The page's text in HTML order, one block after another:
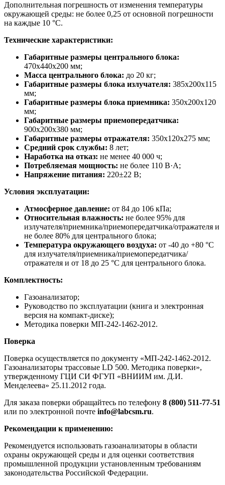
Дополнительная погрешность от изменения температуры
окружающей среды: не более 0,25 от основной погрешности
на каждые 10 °C.
Технические характеристики:
Габаритные размеры центрального блока:
470х440х200 мм;
Масса центрального блока: до 20 кг;
Габаритные размеры блока излучателя: 385х200х115
мм;
Габаритные размеры блока приемника: 350х200х120
мм;
Габаритные размеры приемопередатчика:
900х200х380 мм;
Габаритные размеры отражателя: 350х120х275 мм;
Средний срок службы: 8 лет;
Наработка на отказ: не менее 40 000 ч;
Потребляемая мощность: не более 110 В·А;
Напряжение питания: 220±22 В;
Условия эксплуатации:
Атмосферное давление: от 84 до 106 кПа;
Относительная влажность: не более 95% для
излучателя/приемника/приемопередатчика/отражателя и
не более 80% для центрального блока;
Температура окружающего воздуха: от -40 до +80 °C
для излучателя/приемника/приемопередатчика/
отражателя и от 18 до 25 °C для центрального блока.
Комплектность:
Газоанализатор;
Руководство по эксплуатации (книга и электронная
версия на компакт-диске);
Методика поверки МП-242-1462-2012.
Поверка
Поверка осуществляется по документу «МП-242-1462-2012.
Газоанализаторы трассовые LD 500. Методика поверки»,
утвержденному ГЦИ СИ ФГУП «ВНИИМ им. Д.И.
Менделеева» 25.11.2012 года.
Для заказа поверки обращайтесь по телефону 8 (800) 511-77-51
или по электронной почте info@labcsm.ru.
Рекомендации к применению:
Рекомендуется использовать газоанализаторы в области
охраны окружающей среды и для оценки соответствия
промышленной продукции установленным требованиям
законодательства Российской Федерации.